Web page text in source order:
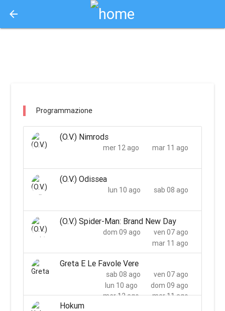
arrow_back
Programmazione
(O.V.) Nimrods
mar 11 ago
mer 12 ago
(O.V.) Odissea
sab 08 ago
lun 10 ago
(O.V.) Spider-Man: Brand New Day
ven 07 ago
dom 09 ago
mar 11 ago
Greta E Le Favole Vere
ven 07 ago
sab 08 ago
dom 09 ago
lun 10 ago
mar 11 ago
mer 12 ago
Hokum